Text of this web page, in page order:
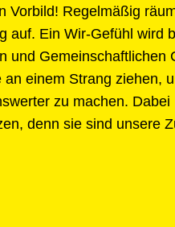
Vorbild! Regelmäßig
auf. Ein Wir-Gefühl wird
und Gemeinschaftlichen
einem Strang ziehen,
zu machen. Dabei
denn sie sind unsere